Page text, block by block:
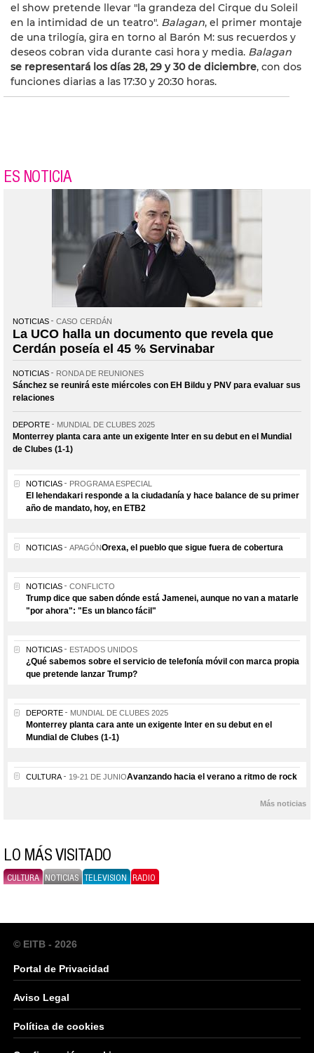
el show pretende llevar "la grandeza del Cirque du Soleil
en la intimidad de un teatro". Balagan, el primer montaje
de una trilogía, gira en torno al Barón M: sus recuerdos y
deseos cobran vida durante casi hora y media. Balagan
se representará los días 28, 29 y 30 de diciembre, con dos
funciones diarias a las 17:30 y 20:30 horas.
ES NOTICIA
NOTICIAS CASO CERDÁN
La UCO halla un documento que revela que
Cerdán poseía el 45 % Servinabar
NOTICIAS RONDA DE REUNIONES
Sánchez se reunirá este miércoles con EH Bildu y PNV para evaluar sus
relaciones
DEPORTE MUNDIAL DE CLUBES 2025
Monterrey planta cara ante un exigente Inter en su debut en el Mundial
de Clubes (1-1)
NOTICIAS PROGRAMA ESPECIAL
El lehendakari responde a la ciudadanía y hace balance de su primer
año de mandato, hoy, en ETB2
NOTICIAS APAGÓNOrexa, el pueblo que sigue fuera de cobertura
NOTICIAS CONFLICTO
Trump dice que saben dónde está Jamenei, aunque no van a matarle
"por ahora": "Es un blanco fácil"
NOTICIAS ESTADOS UNIDOS
¿Qué sabemos sobre el servicio de telefonía móvil con marca propia
que pretende lanzar Trump?
DEPORTE MUNDIAL DE CLUBES 2025
Monterrey planta cara ante un exigente Inter en su debut en el
Mundial de Clubes (1-1)
CULTURA 19-21 DE JUNIOAvanzando hacia el verano a ritmo de rock
Más noticias
LO MÁS VISITADO
CULTURA NOTICIAS TELEVISION RADIO
© EITB - 2026
Portal de Privacidad
Aviso Legal
Política de cookies